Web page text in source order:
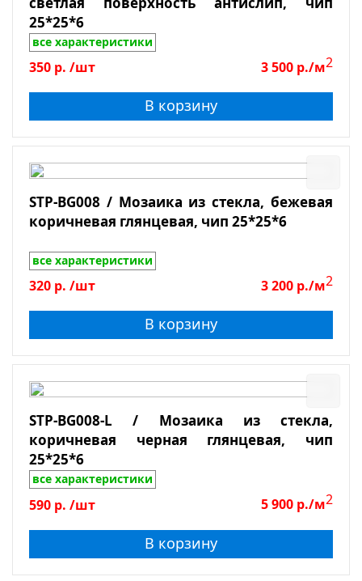
25*25*6
все характеристики
350 р. /шт 3 500 р./м2
В корзину
STP-BG008 / Мозаика из стекла, бежевая
коричневая глянцевая, чип 25*25*6
все характеристики
320 р. /шт 3 200 р./м2
В корзину
STP-BG008-L / Мозаика из стекла,
коричневая черная глянцевая, чип
25*25*6
все характеристики
590 р. /шт 5 900 р./м2
В корзину